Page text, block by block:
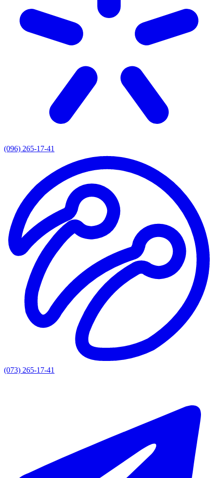
(096) 265-17-41
(073) 265-17-41